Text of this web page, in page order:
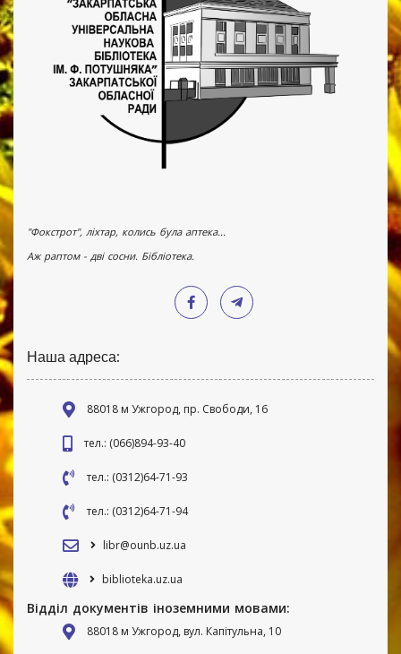
"Фокстрот", ліхтар, колись була аптека...
Аж раптом - дві сосни. Бібліотека.
Наша адреса:
88018 м Ужгород, пр. Свободи, 16
тел.: (066)894-93-40
тел.: (0312)64-71-93
тел.: (0312)64-71-94
libr@ounb.uz.ua
biblioteka.uz.ua
Відділ документів іноземними мовами:
88018 м Ужгород, вул. Капітульна, 10